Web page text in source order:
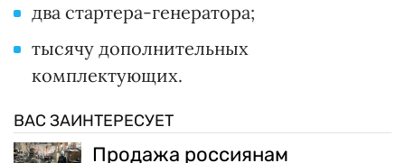
два стартера-генератора;
тысячу дополнительных
комплектующих.
ВАС ЗАИНТЕРЕСУЕТ
Продажа россиянам